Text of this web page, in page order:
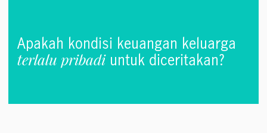
Apakah kondisi keuangan keluarga
terlalu pribadiuntuk diceritakan?